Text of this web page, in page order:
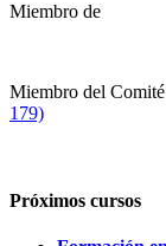
Miembro de
Miembro del
179)
Próximos cursos